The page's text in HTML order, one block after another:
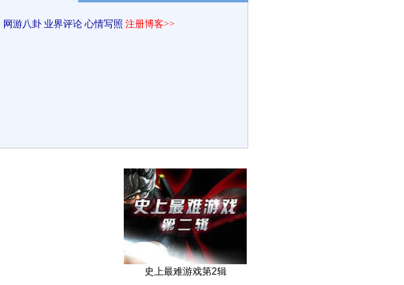
网游八卦 业界评论 心情写照 注册博客>>
史上最难游戏第2辑